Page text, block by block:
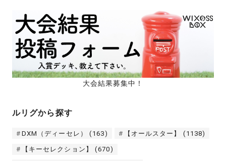
大会結果募集中！
ルリグから探す
DXM（ディーセレ） (163) 【オールスター】 (1138)
【キーセレクション】 (670)